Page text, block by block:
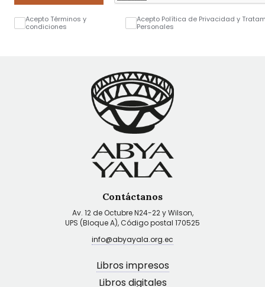
Acepto Términos y
condiciones
Acepto Política de Privacidad y
Personales
Contáctanos
Av. 12 de Octubre N24-22 y Wilson,
UPS (Bloque A), Código postal 170525
info@abyayala.org.ec
Libros impresos
Libros digitales